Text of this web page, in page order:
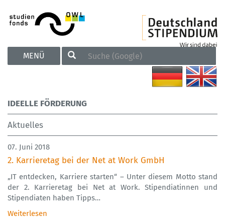
TOGGLE
NAVIGATION
MENÜ
IDEELLE FÖRDERUNG
Aktuelles
07. Juni 2018
2. Karrieretag bei der Net at Work GmbH
„IT entdecken, Karriere starten“ – Unter diesem Motto stand
der 2. Karrieretag bei Net at Work. Stipendiatinnen und
Stipendiaten haben Tipps…
Weiterlesen